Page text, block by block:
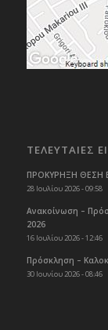
ΤΕΛΕΥΤΑΙΕΣ
ΠΡΟΚΥΡΗΞΗ ΘΕΣΗ
28 Ιουλίου 2026 - 09:58
Ανακοίνωση –
2026
16 Ιουλίου 2026 - 12:46
Πρόσκληση –
30 Ιουνίου 2026 - 08:46